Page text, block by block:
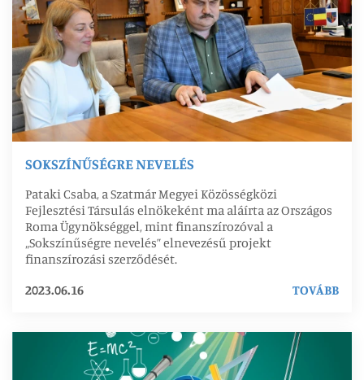
SOKSZÍNŰSÉGRE NEVELÉS
Pataki Csaba, a Szatmár Megyei Közösségközi
Fejlesztési Társulás elnökeként ma aláírta az Országos
Roma Ügynökséggel, mint finanszírozóval a
„Sokszínűségre nevelés” elnevezésű projekt
finanszírozási szerződését.
2023.06.16
TOVÁBB